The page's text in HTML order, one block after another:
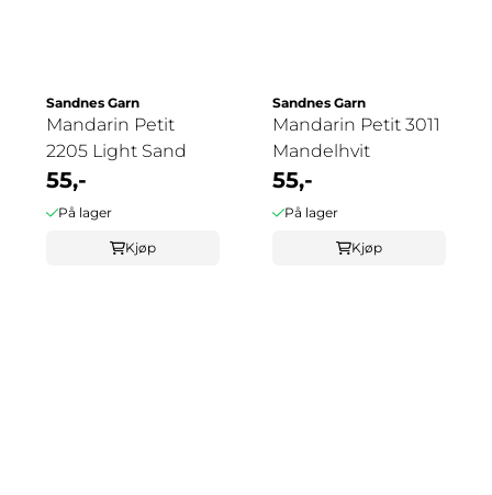
Sandnes Garn
Mandarin Petit
2205 Light Sand
55,-
På lager
Kjøp
Sandnes Garn
Mandarin Petit 3011
Mandelhvit
55,-
På lager
Kjøp